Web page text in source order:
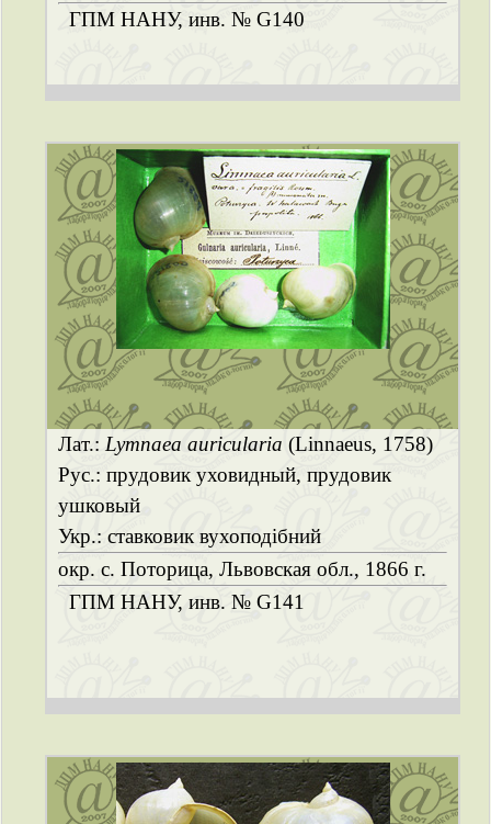
ГПМ НАНУ, инв. № G140
Лат.: Lymnaea auricularia (Linnaeus, 1758)
Рус.: прудовик уховидный, прудовик
ушковый
Укр.: ставковик вухоподібний
окр. с. Поторица, Львовская обл., 1866 г.
ГПМ НАНУ, инв. № G141